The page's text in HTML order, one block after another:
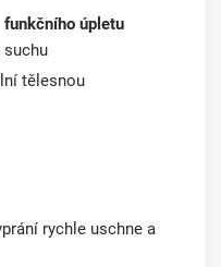
úpletu
suchu
tělesnou
rychle uschne a